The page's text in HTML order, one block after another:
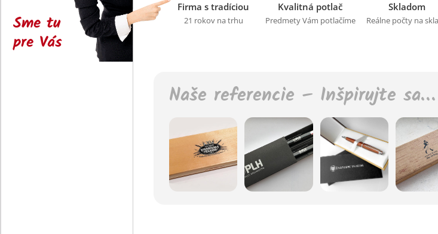
Sme tu
pre Vás
Firma s tradíciou
21 rokov na trhu
Kvalitná potlač
Predmety Vám potlačíme
Skladom
Reálne počty na
Naše referencie – Inšpirujte sa…